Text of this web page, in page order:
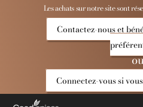
Les achats sur notre site sont
Contactez-nous et
Connectez-vous si